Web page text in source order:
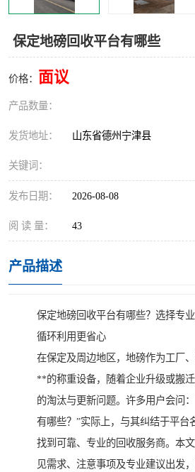
保定地磅回收平台有哪些
价格： 面议
产品数量：
发货地址： 山东省德州宁津县
关键词：
发布日期： 2026-08-08
阅 读 量： 43
产品描述
保定地磅回收平台有哪些？选择专
循环利用更省心
在保定及周边地区，地磅作为工厂
**的称重设备，随着企业升级或搬
的淘汰与更新问题。许多用户会问
有哪些？”实际上，与其纠结于平台
找到可靠、专业的回收服务商。本
见需求、注意事项及专业建议出发